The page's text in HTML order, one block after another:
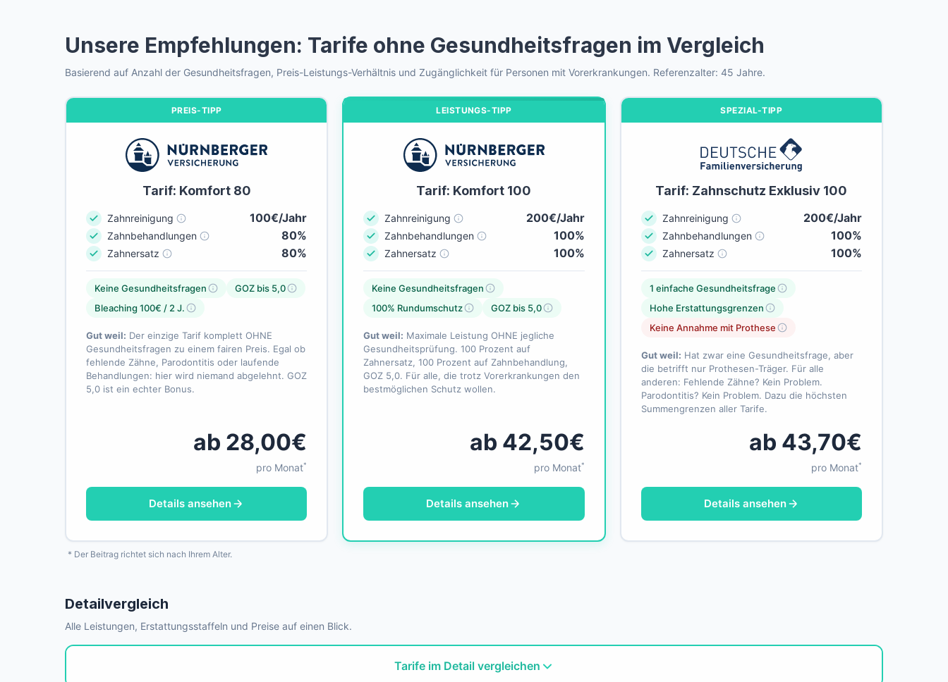
Unsere Empfehlungen: Tarife ohne Gesundheitsfragen im Vergleich
Basierend auf Anzahl der Gesundheitsfragen, Preis-Leistungs-Verhältnis und Zugänglichkeit für Personen mit Vorerkrankungen. Referenzalter: 45 Jahre.
PREIS-TIPP
Tarif: Komfort 80
Zahnreinigung 100€/Jahr
Zahnbehandlungen 80%
Zahnersatz 80%
Keine Gesundheitsfragen
GOZ bis 5,0
Bleaching 100€ / 2 J.
Gut weil: Der einzige Tarif komplett OHNE
Gesundheitsfragen zu einem fairen Preis. Egal ob
fehlende Zähne, Parodontitis oder laufende
Behandlungen: hier wird niemand abgelehnt. GOZ
5,0 ist ein echter Bonus.
ab 28,00€
pro Monat*
Details ansehen
LEISTUNGS-TIPP
Tarif: Komfort 100
Zahnreinigung 200€/Jahr
Zahnbehandlungen 100%
Zahnersatz 100%
Keine Gesundheitsfragen
100% Rundumschutz
GOZ bis 5,0
Gut weil: Maximale Leistung OHNE jegliche
Gesundheitsprüfung. 100 Prozent auf
Zahnersatz, 100 Prozent auf Zahnbehandlung,
GOZ 5,0. Für alle, die trotz Vorerkrankungen den
bestmöglichen Schutz wollen.
ab 42,50€
pro Monat*
Details ansehen
SPEZIAL-TIPP
Tarif: Zahnschutz Exklusiv 100
Zahnreinigung 200€/Jahr
Zahnbehandlungen 100%
Zahnersatz 100%
1 einfache Gesundheitsfrage
Hohe Erstattungsgrenzen
Keine Annahme mit Prothese
Gut weil: Hat zwar eine Gesundheitsfrage, aber
die betrifft nur Prothesen-Träger. Für alle
anderen: Fehlende Zähne? Kein Problem.
Parodontitis? Kein Problem. Dazu die höchsten
Summengrenzen aller Tarife.
ab 43,70€
pro Monat*
Details ansehen
* Der Beitrag richtet sich nach Ihrem Alter.
Detailvergleich
Alle Leistungen, Erstattungsstaffeln und Preise auf einen Blick.
Tarife im Detail vergleichen